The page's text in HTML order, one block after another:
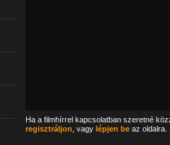
Ha a filmhírrel kapcsolatban szeretné
regisztráljon , vagy lépjen beaz oldalra.